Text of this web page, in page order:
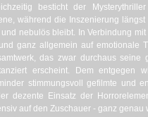
besticht der
während die Inszenierung
nebulös bleibt. In Verbindung
ganz allgemein auf emotionale
das zwar durchaus seine
erscheint. Dem entgegen
stimmungsvoll gefilmte und
dezente Einsatz der
auf den Zuschauer - ganz